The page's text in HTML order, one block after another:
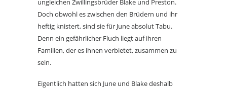
ungleichen Zwillingsbrüder Blake und Preston.
Doch obwohl es zwischen den Brüdern und ihr
heftig knistert, sind sie für June absolut Tabu.
Denn ein gefährlicher Fluch liegt auf ihren
Familien, der es ihnen verbietet, zusammen zu
sein.
Eigentlich hatten sich June und Blake deshalb